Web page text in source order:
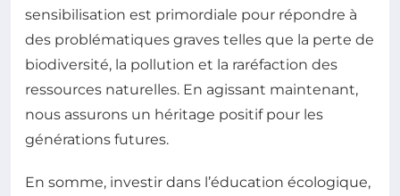
sensibilisation est primordiale pour répondre à
des problématiques graves telles que la perte de
biodiversité, la pollution et la raréfaction des
ressources naturelles. En agissant maintenant,
nous assurons un héritage positif pour les
générations futures.
En somme, investir dans l’éducation écologique,